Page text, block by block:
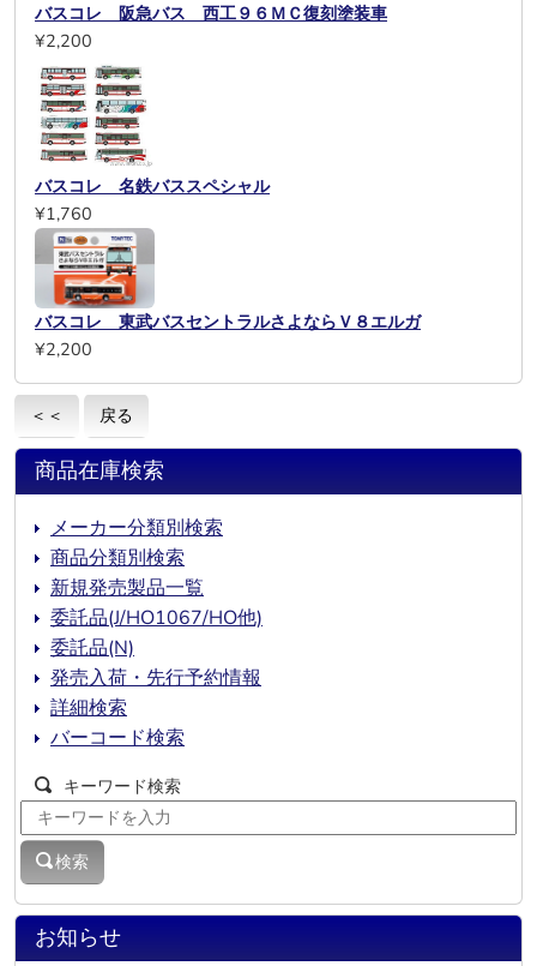
バスコレ 阪急バス 西工９６ＭＣ復刻塗装車
¥2,200
バスコレ 名鉄バススペシャル
¥1,760
バスコレ 東武バスセントラルさよならＶ８エルガ
¥2,200
＜＜ 戻る
お知らせ
商品在庫検索
メーカー分類別検索
商品分類別検索
新規発売製品一覧
委託品(J/HO1067/HO他)
委託品(N)
発売入荷・先行予約情報
詳細検索
バーコード検索
キーワード検索
検索